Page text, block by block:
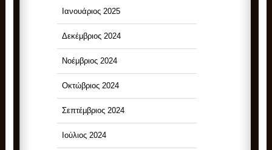
Ιανουάριος 2025
Δεκέμβριος 2024
Νοέμβριος 2024
Οκτώβριος 2024
Σεπτέμβριος 2024
Ιούλιος 2024